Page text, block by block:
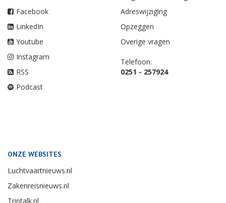
Facebook
LinkedIn
Youtube
Instagram
RSS
Podcast
Adreswijziging
Opzeggen
Overige vragen
Telefoon:
0251 - 257924
ONZE WEBSITES
Luchtvaartnieuws.nl
Zakenreisnieuws.nl
Triptalk.nl